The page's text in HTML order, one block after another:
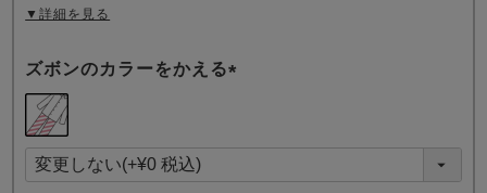
▼詳細を見る
ズボンのカラーをかえる
須
)